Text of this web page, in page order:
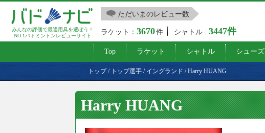
みんなの評価で最適用具を選ぼう！
NO.1バドミントンレビューサイト
ただいまのレビュー数
ラケット：3670件 シャトル :3447件
Top ラケット シャトル シューズ
トップ/ トップ選手 / イングランド /Harry HUANG
Harry HUANG